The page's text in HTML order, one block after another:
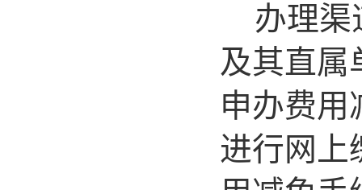
办理渠
及其直属
申办费用
进行网上